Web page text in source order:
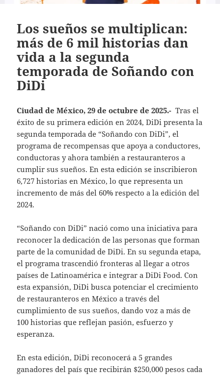
Los sueños se multiplican:
más de 6 mil historias dan
vida a la segunda
temporada de Soñando con
DiDi
Ciudad de México, 29 de octubre de 2025.- Tras el
éxito de su primera edición en 2024, DiDi presenta la
segunda temporada de “Soñando con DiDi”, el
programa de recompensas que apoya a conductores,
conductoras y ahora también a restauranteros a
cumplir sus sueños. En esta edición se inscribieron
6,727 historias en México, lo que representa un
incremento de más del 60% respecto a la edición del
2024.
“Soñando con DiDi” nació como una iniciativa para
reconocer la dedicación de las personas que forman
parte de la comunidad de DiDi. En su segunda etapa,
el programa trascendió fronteras al llegar a otros
países de Latinoamérica e integrar a DiDi Food. Con
esta expansión, DiDi busca potenciar el crecimiento
de restauranteros en México a través del
cumplimiento de sus sueños, dando voz a más de
100 historias que reflejan pasión, esfuerzo y
esperanza.
En esta edición, DiDi reconocerá a 5 grandes
ganadores del país que recibirán $250,000 pesos cada